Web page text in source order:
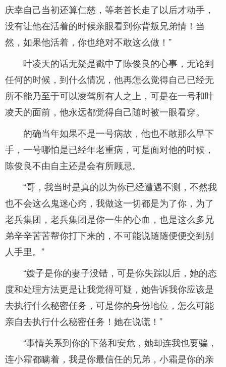
庆幸自己当初还算仁慈，等老首长走了以后才动手，
没有让他在活着的时候亲眼看到你背叛兄弟情！当
然，如果他活着，你也绝对不敢这么做！”
叶凌天的话无疑是戳中了陈俊良的心事，无论到
任何的时候，到什么情况，他再怎么觉得自己已经无
所不能乃至于可以凌驾所有人之上，可是在一号和叶
凌天的面前，他永远都觉得自己随时被一眼看穿。
的确当年如果不是一号病故，他也不敢那么早下
手，一号哪怕是已经年老重病，可是面对他的时候，
陈俊良不由自主还是会有所顾忌。
“哥，我当时是真的以为你已经遭遇不测，不然我
也不会这么鬼迷心窍，我做这一切都是为了你，为了
老兵集团，老兵集团是你一生的心血，也是这么多兄
弟辛辛苦苦帮你打下来的，不可能说随随便便交到别
人手里。”
“嫂子是你的妻子没错，可是你失踪以后，她的态
度和处理方法更是让我觉得可疑，她告诉我你应该是
去执行什么秘密任务，可是你的身份地位，怎么可能
亲自去执行什么秘密任务！她在说谎！”
“事情关系到你的下落和安危，她却连我也要骗，
连小霜都瞒着，我是你最信任的兄弟，小霜是你的亲